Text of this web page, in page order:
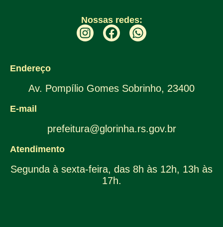
Nossas redes:
Endereço
Av. Pompílio Gomes Sobrinho, 23400
E-mail
prefeitura@glorinha.rs.gov.br
Atendimento
Segunda à sexta-feira, das 8h às 12h, 13h às
17h.